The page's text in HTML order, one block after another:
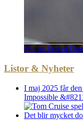
Martin Schori
Listor & Nyheter
I maj 2025 får
Impossible
Det blir mycket